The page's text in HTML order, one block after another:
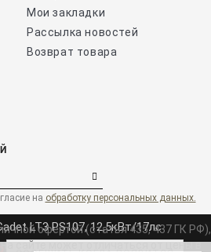
LT3 PS107, 12,5кВт/17лс
Мои закладки
Рассылка новостей
Возврат товара
на обработку персональных данных.
офертой (статья 435, 437 ГК РФ),
сайте может отличаться от цены в